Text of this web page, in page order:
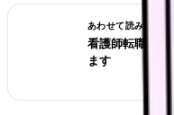
あわせて読みたい
看護師転職のリ
ます